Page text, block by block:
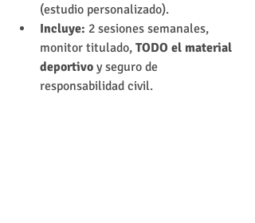
(estudio personalizado).
Incluye: 2 sesiones semanales,
monitor titulado, TODO el material
deportivo y seguro de
responsabilidad civil.